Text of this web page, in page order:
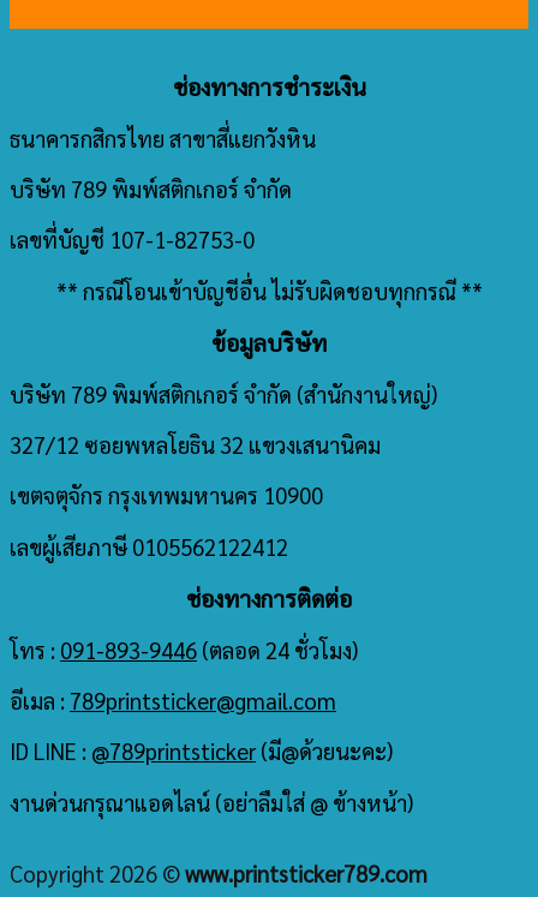
ช่องทางการชำระเงิน
ธนาคารกสิกรไทย สาขาสี่แยกวังหิน
บริษัท 789 พิมพ์สติกเกอร์ จำกัด
เลขที่บัญชี 107-1-82753-0
** กรณีโอนเข้าบัญชีอื่น ไม่รับผิดชอบทุกกรณี **
ข้อมูลบริษัท
บริษัท 789 พิมพ์สติกเกอร์ จำกัด (สำนักงานใหญ่)
327/12 ซอยพหลโยธิน 32 แขวงเสนานิคม
เขตจตุจักร กรุงเทพมหานคร 10900
เลขผู้เสียภาษี 0105562122412
ช่องทางการติดต่อ
โทร : 091-893-9446 (ตลอด 24 ชั่วโมง)
อีเมล : 789printsticker@gmail.com
ID LINE : @789printsticker (มี@ด้วยนะคะ)
งานด่วนกรุณาแอดไลน์ (อย่าลืมใส่ @ ข้างหน้า)
Copyright 2026 ©www.printsticker789.com